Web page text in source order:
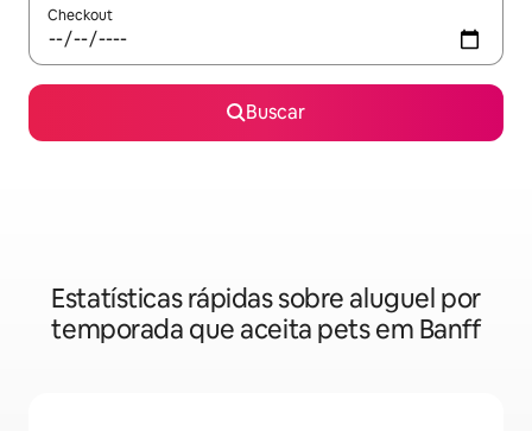
Checkout
Buscar
Estatísticas rápidas sobre aluguel por
temporada que aceita pets em Banff